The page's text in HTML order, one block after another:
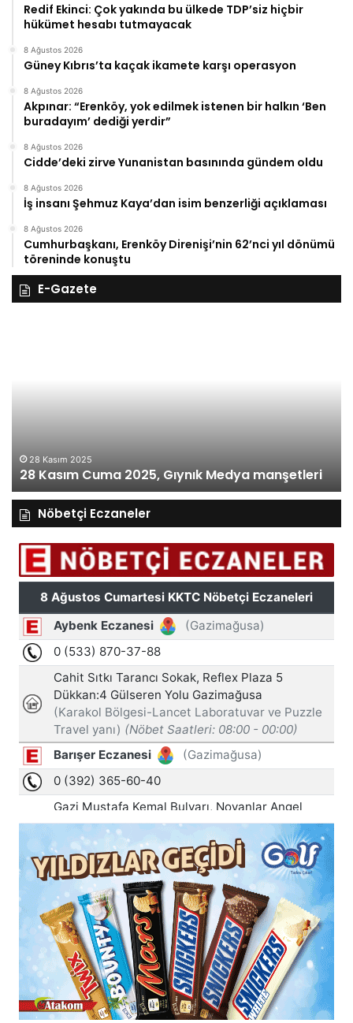
Redif Ekinci: Çok yakında bu ülkede TDP’siz hiçbir
hükümet hesabı tutmayacak
8 Ağustos 2026
Güney Kıbrıs’ta kaçak ikamete karşı operasyon
8 Ağustos 2026
Akpınar: “Erenköy, yok edilmek istenen bir halkın ‘Ben
buradayım’ dediği yerdir”
8 Ağustos 2026
Cidde’deki zirve Yunanistan basınında gündem oldu
8 Ağustos 2026
İş insanı Şehmuz Kaya’dan isim benzerliği açıklaması
8 Ağustos 2026
Cumhurbaşkanı, Erenköy Direnişi’nin 62’nci yıl dönümü
töreninde konuştu
E-Gazete
2025, Gıynık Medya manşetleri
manşetleri
Nöbetçi Eczaneler